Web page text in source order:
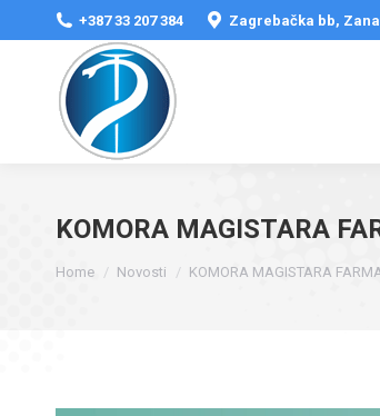
+387 33 207 384 Zagrebačka bb,
KOMORA MAGISTARA
Home Novosti KOMORA MAGISTARA